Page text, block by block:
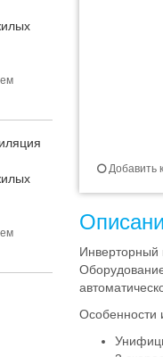
Добавить
Инверторный
Особенности